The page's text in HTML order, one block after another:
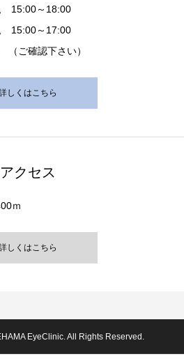
～18:00
～17:00
ご確認下さい）
しくはこちら
アクセス
ｍ
しくはこちら
EyeClinic. All Rights Reserved.